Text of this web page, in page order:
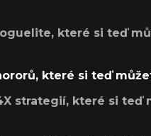
které si teď
které si teď
strategií, které si teď